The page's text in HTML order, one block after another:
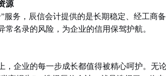
源
服务，辰信会计提供的是长期稳定、经工商
常名录的风险，为企业的信用保驾护航。
，企业的每一步成长都值得被精心呵护。无